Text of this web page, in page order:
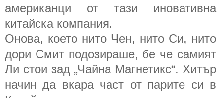
американци от тази иновативна
китайска компания.
Онова, което нито Чен, нито Си, нито
дори Смит подозираше, бе че самият
Ли стои зад „Чайна Магнетикс“. Хитър
начин да вкара част от парите си в